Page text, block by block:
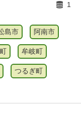
1
島市 阿南市
牟岐町
つるぎ町